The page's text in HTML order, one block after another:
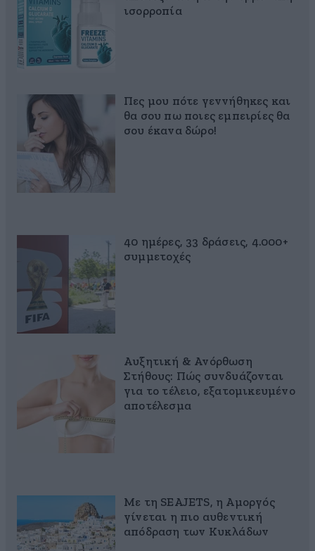
ισορροπία
Πες μου πότε γεννήθηκες και
θα σου πω ποιες εμπειρίες θα
σου έκανα δώρο!
40 ημέρες, 33 δράσεις, 4.000+
συμμετοχές
Αυξητική & Ανόρθωση
Στήθους: Πώς συνδυάζονται
για το τέλειο, εξατομικευμένο
αποτέλεσμα
Με τη SEAJETS, η Αμοργός
γίνεται η πιο αυθεντική
απόδραση των Κυκλάδων